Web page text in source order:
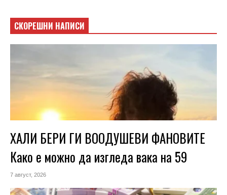
СКОРЕШНИ НАПИСИ
ХАЛИ БЕРИ ГИ ВООДУШЕВИ ФАНОВИТЕ
Како е можно да изгледа вака на 59
7 август, 2026